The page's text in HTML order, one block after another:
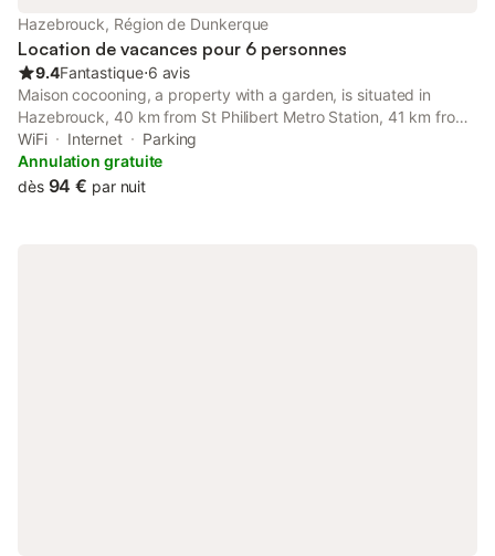
Hazebrouck, Région de Dunkerque
Location de vacances pour 6 personnes
9.4Fantastique⋅6 avis
Maison cocooning, a property with a garden, is situated in
Hazebrouck, 40 km from St Philibert Metro Station, 41 km from
Dunkerque Train Station, as well as 44 km from Louvre Lens
Museum.
WiFi Internet
Parking
Annulation gratuite
dès 94 € par nuit